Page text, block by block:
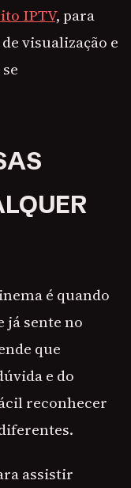
IPTV, para
visualização e
é quando
já sente no
que
e do
reconhecer
assistir